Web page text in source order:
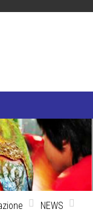
NEWS